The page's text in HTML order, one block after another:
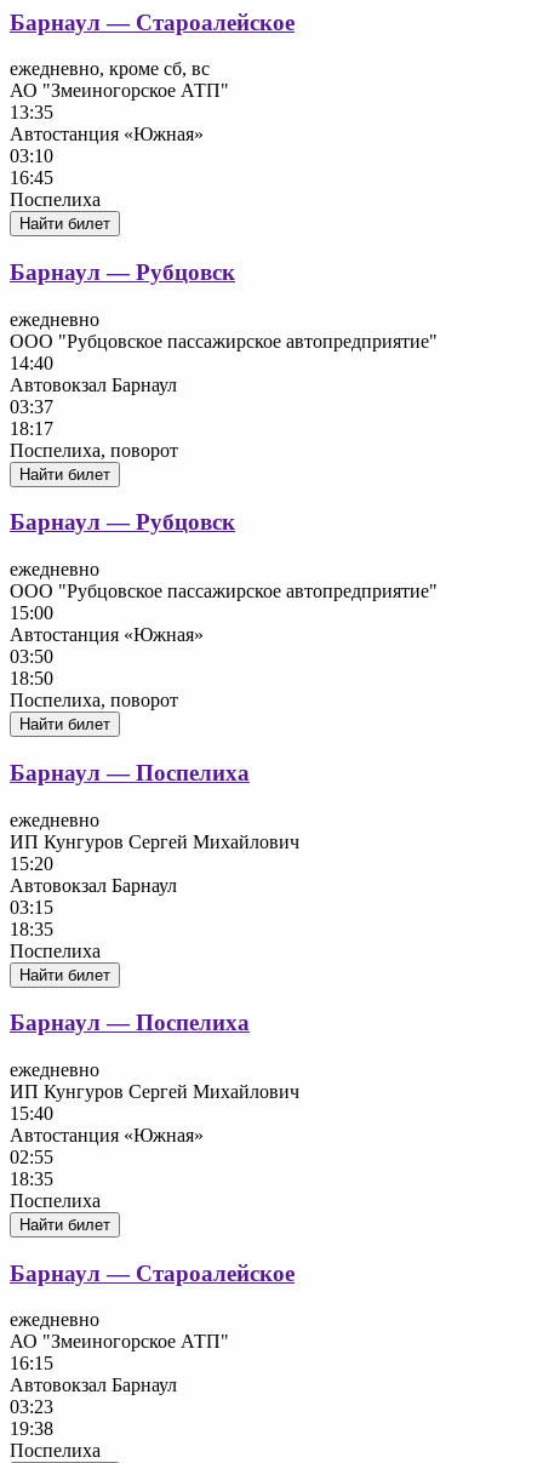
Барнаул — Староалейское
ежедневно, кроме сб, вс
АО "Змеиногорское АТП"
13:35
Автостанция «Южная»
03:10
16:45
Поспелиха
Найти билет
Барнаул — Рубцовск
ежедневно
ООО "Рубцовское пассажирское автопредприятие"
14:40
Автовокзал Барнаул
03:37
18:17
Поспелиха, поворот
Найти билет
Барнаул — Рубцовск
ежедневно
ООО "Рубцовское пассажирское автопредприятие"
15:00
Автостанция «Южная»
03:50
18:50
Поспелиха, поворот
Найти билет
Барнаул — Поспелиха
ежедневно
ИП Кунгуров Сергей Михайлович
15:20
Автовокзал Барнаул
03:15
18:35
Поспелиха
Найти билет
Барнаул — Поспелиха
ежедневно
ИП Кунгуров Сергей Михайлович
15:40
Автостанция «Южная»
02:55
18:35
Поспелиха
Найти билет
Барнаул — Староалейское
ежедневно
АО "Змеиногорское АТП"
16:15
Автовокзал Барнаул
03:23
19:38
Поспелиха